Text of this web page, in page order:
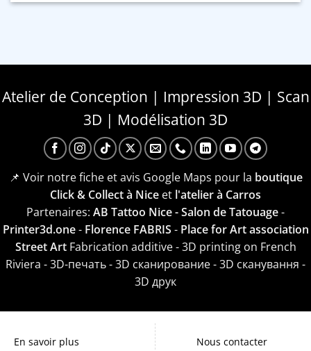
Atelier de Conception | Impression 3D | Scan
3D | Modélisation 3D
📌 Voir notre fiche et avis Google Maps pour la boutique
Click & Collect à Nice et l'atelier à Carros
Partenaires: AB Tattoo Nice - Salon de Tatouage-
Printer3d.one- Florence FABRIS - Place for Art association
Street ArtFabrication additive - 3D printing on French
Riviera - 3D-печать - 3D сканирование - 3D сканування -
3D друк
En savoir plus
Nous contacter